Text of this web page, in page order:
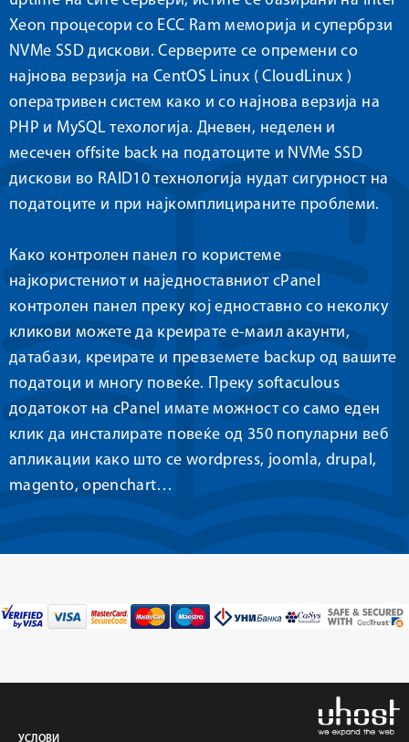
Xeon процесори со ECC Ram меморија и супербрзи
NVMe SSD дискови. Серверите се опремени со
најнова верзија на CentOS Linux ( CloudLinux )
оператривен систем како и со најнова верзија на
PHP и MySQL техологија. Дневен, неделен и
месечен offsite back на податоците и NVMe SSD
дискови во RAID10 технологија нудат сигурност на
податоците и при најкомплицираните прoблеми.
Како контролен панел го користеме
најкористениот и наједноставниот cPanel
контролен панел преку кој едноставно со неколку
кликови можете да креирате е-маил акаунти,
датабази, креирате и превземете backup од вашите
податоци и многу повеќе. Преку softaculous
додатокот на cPanel имате можност со само еден
клик да инсталирате повеќе од 350 популарни веб
апликации како што се wordpress, joomla, drupal,
magento, openchart…
УСЛОВИ